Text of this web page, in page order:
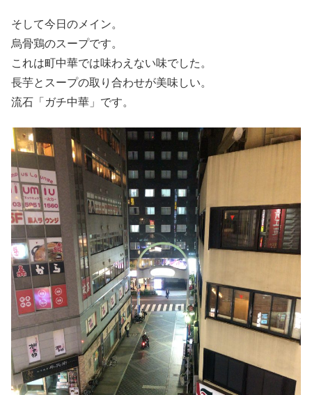
そして今日のメイン。
烏骨鶏のスープです。
これは町中華では味わえない味でした。
長芋とスープの取り合わせが美味しい。
流石「ガチ中華」です。